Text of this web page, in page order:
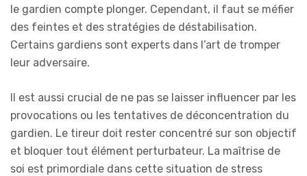
le gardien compte plonger. Cependant, il faut se méfier
des feintes et des stratégies de déstabilisation.
Certains gardiens sont experts dans l’art de tromper
leur adversaire.
Il est aussi crucial de ne pas se laisser influencer par les
provocations ou les tentatives de déconcentration du
gardien. Le tireur doit rester concentré sur son objectif
et bloquer tout élément perturbateur. La maîtrise de
soi est primordiale dans cette situation de stress